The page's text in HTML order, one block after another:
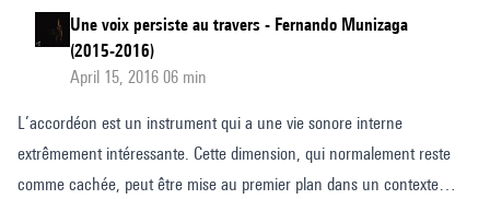
Une voix persiste au travers - Fernando Munizaga
(2015-2016)
April 15, 2016 06 min
L’accordéon est un instrument qui a une vie sonore interne
extrêmement intéressante. Cette dimension, qui normalement reste
comme cachée, peut être mise au premier plan dans un contexte